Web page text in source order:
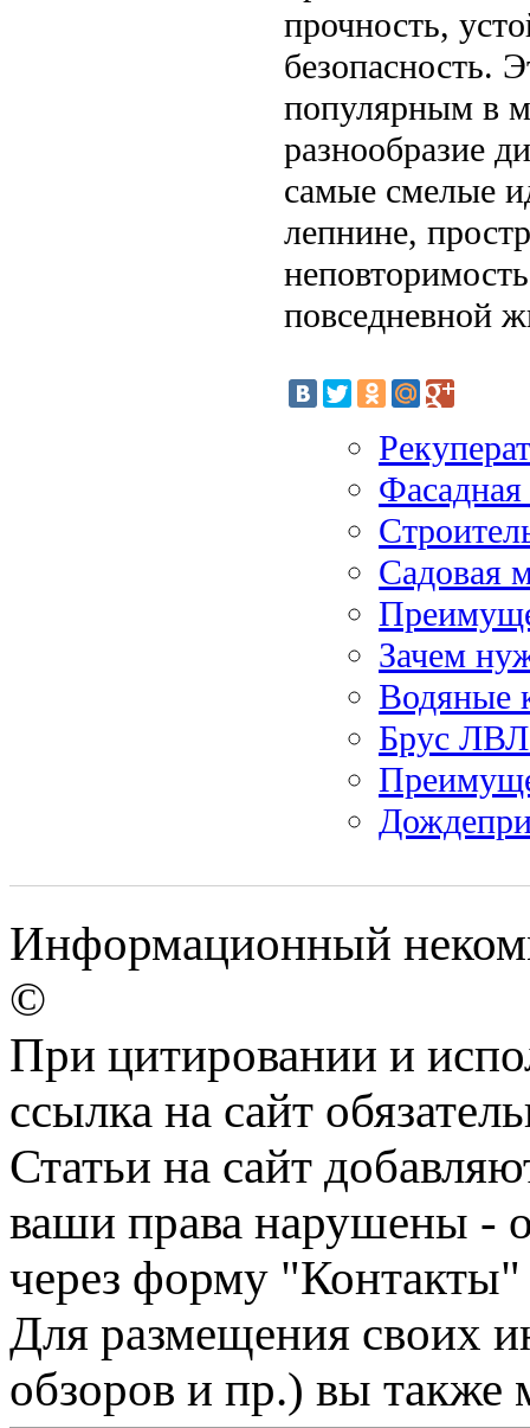
прочность,
безопасность.
популярным в
разнообразие
самые смелые
лепнине,
повседневной
Садовая
Зачем
Водяные
Брус
Информационный
©
При цитировании и
ссылка на сайт
Статьи на сайт
ваши права нарушены -
через форму "Контакты"
Для размещения своих
обзоров и пр.) вы также